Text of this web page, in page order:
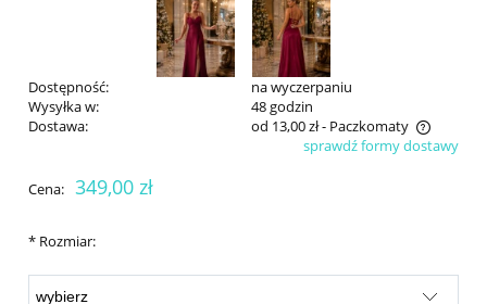
Dostępność:
na wyczerpaniu
Wysyłka w:
48 godzin
Dostawa:
od 13,00 zł- Paczkomaty
Cena nie zawiera ewentualnych kosztów płatnościsprawdź formy dostawy
Cena: 349,00 zł
* Rozmiar: